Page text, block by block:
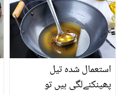
قمر کی دوسری شادی
فیصل قریشی کی سابقہ
بیوی سے کیسے ہوئی؟
استعمال شدہ تیل
پھینکنےلگی ہیں تو